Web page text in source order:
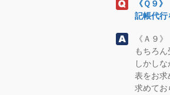
《Ｑ９》
記帳代行
《Ａ９》
もちろん
しかし
表をお求
求めてお